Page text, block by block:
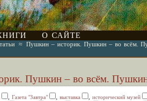
О САЙТЕ
≈ Пушкин – историк. Пушкин – во всём.
Пушкин – во всём. Пушкин
, Газета "Завтра" , выставка , исторический музей